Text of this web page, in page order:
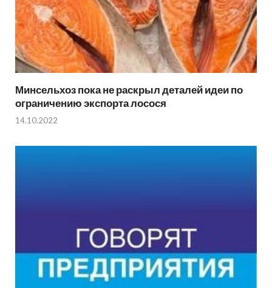
Минсельхоз пока не раскрыл деталей идеи по
ограничению экспорта лосося
14.10.2022